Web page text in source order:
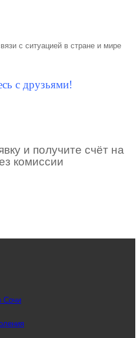
с ситуацией в стране и мире
с друзьями!
и получите счёт на
комиссии
Сочи